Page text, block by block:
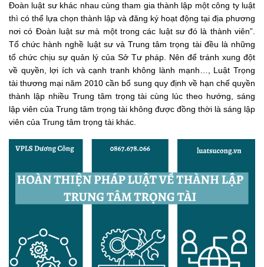
Đoàn luật sư khác nhau cùng tham gia thành lập một công ty luật
thì có thể lựa chọn thành lập và đăng ký hoạt động tại địa phương
nơi có Đoàn luật sư mà một trong các luật sư đó là thành viên”.
Tổ chức hành nghề luật sư và Trung tâm trọng tài đều là những
tổ chức chịu sự quản lý của Sở Tư pháp. Nên để tránh xung đột
về quyền, lợi ích và cạnh tranh không lành mạnh…, Luật Trọng
tài thương mại năm 2010 cần bổ sung quy định về hạn chế quyền
thành lập nhiều Trung tâm trọng tài cùng lúc theo hướng, sáng
lập viên của Trung tâm trọng tài không được đồng thời là sáng lập
viên của Trung tâm trọng tài khác.